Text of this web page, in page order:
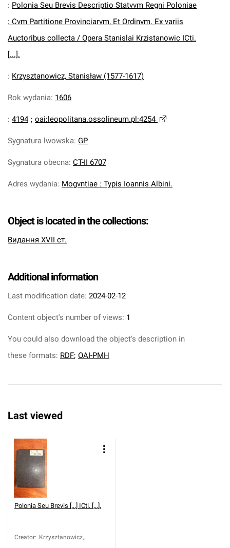
: Polonia Seu Brevis Descriptio Statvvm Regni Poloniae
: Cvm Partitione Provinciarvm, Et Ordinvm. Ex variis
Auctoribus collecta / Opera Stanislai Krzistanowic ICti.
[...].
: Krzysztanowicz, Stanisław (1577-1617)
Rok wydania: 1606
: 4194 ; oai:leopolitana.ossolineum.pl:4254
Sygnatura lwowska: GP
Sygnatura obecna: CT-II 6707
Adres wydania: Mogvntiae : Typis Ioannis Albini.
Object is located in the collections:
Видання XVII ст.
Additional information
Last modification date: 2024-02-12
Content object's number of views: 1
You could also download the object's description in
these formats: RDF; OAI-PMH
Last viewed
Polonia Seu Brevis [...] ICti. [...].
Creator: Krzysztanowicz,